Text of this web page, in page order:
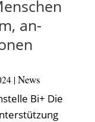
an-
| News
Bi+ Die